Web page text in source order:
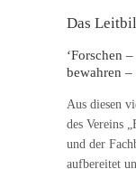
Das
‘Forschen
bewahren –
Aus diesen
des Vereins
und der
aufbereitet